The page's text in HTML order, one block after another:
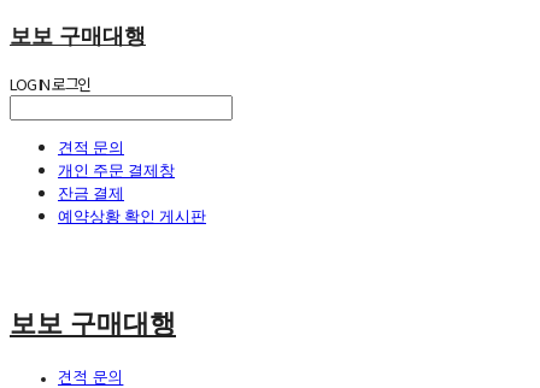
보보 구매대행
LOG IN로그인
견적 문의
개인 주문 결제창
잔금 결제
예약상황 확인 게시판
보보 구매대행
견적 문의